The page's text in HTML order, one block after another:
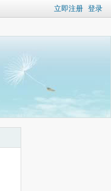
立即注册 登录